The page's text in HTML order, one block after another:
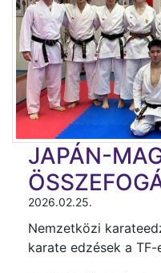
JAPÁN-
2026.02.25.
Nemzetközi
karate edzések a TF-